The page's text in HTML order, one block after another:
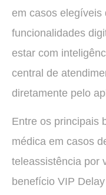
em casos elegíveis
funcionalidades
estar com
central de
diretamente pelo
Entre os principais
médica em casos
teleassistência por
benefício VIP